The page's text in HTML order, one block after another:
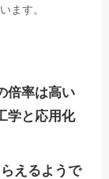
ます。
倍率は高い
学と応用化
えるようで